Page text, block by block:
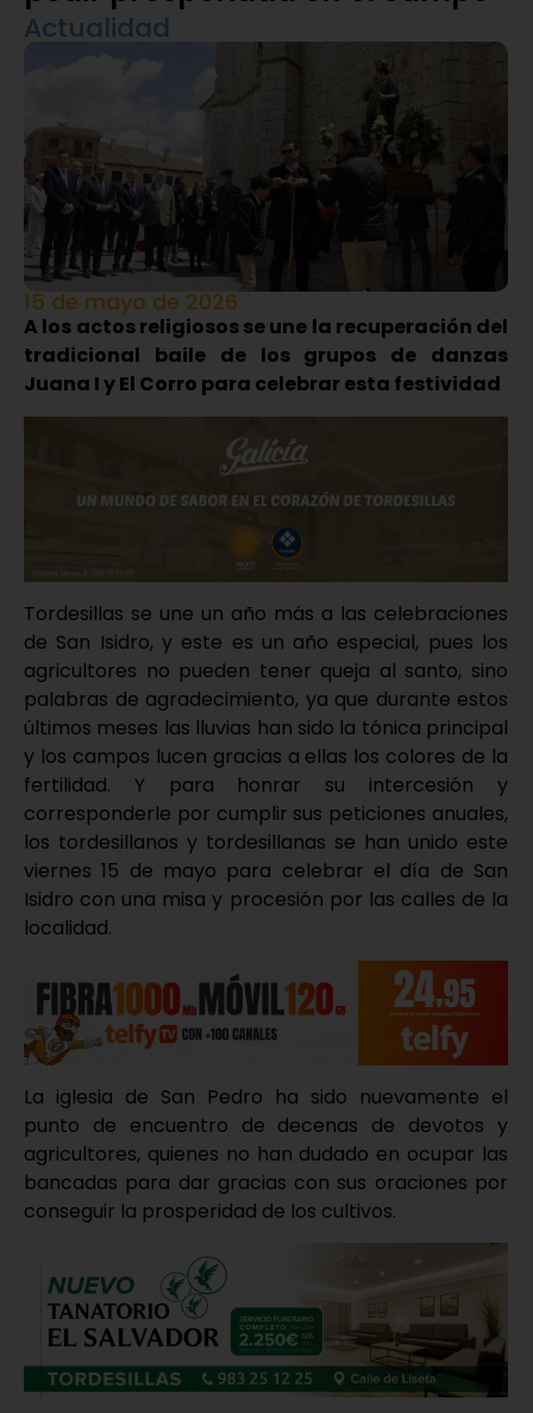
Actualidad
15 de mayo de 2026
A los actos religiosos se une la recuperación del
tradicional baile de los grupos de danzas
Juana I y El Corro para celebrar esta festividad
Tordesillas se une un año más a las celebraciones
de San Isidro, y este es un año especial, pues los
agricultores no pueden tener queja al santo, sino
palabras de agradecimiento, ya que durante estos
últimos meses las lluvias han sido la tónica principal
y los campos lucen gracias a ellas los colores de la
fertilidad. Y para honrar su intercesión y
corresponderle por cumplir sus peticiones anuales,
los tordesillanos y tordesillanas se han unido este
viernes 15 de mayo para celebrar el día de San
Isidro con una misa y procesión por las calles de la
localidad.
La iglesia de San Pedro ha sido nuevamente el
punto de encuentro de decenas de devotos y
agricultores, quienes no han dudado en ocupar las
bancadas para dar gracias con sus oraciones por
conseguir la prosperidad de los cultivos.